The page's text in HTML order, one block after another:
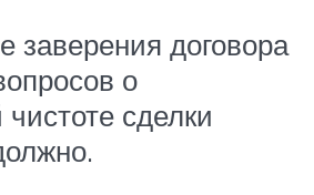
заверения договора
о
сделки